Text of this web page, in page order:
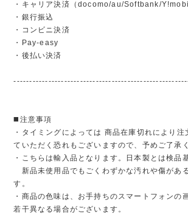
・キャリア決済（docomo/au/Softbank/
・銀行振込
・コンビニ決済
・Pay-easy
・後払い決済
◼️注意事項
・タイミングによっては 商品在庫切れにより注
ていただく恐れもございますので、予めご了承
・こちらは輸入品となります。日本製とは検品
新品未使用品でもごくわずかな汚れや傷があ
す。
・商品の色味は、お手持ちのスマートフォンの
若干異なる場合がございます。